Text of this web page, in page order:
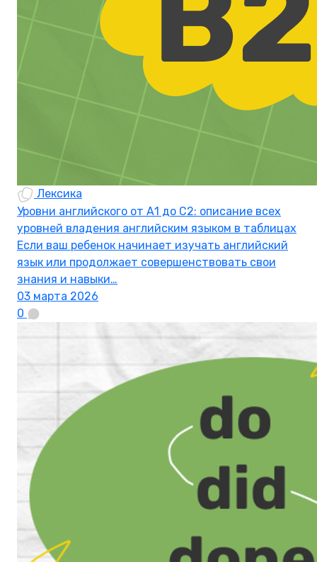
Лексика
Уровни английского от А1 до С2: описание всех
уровней владения английским языком в таблицах
Если ваш ребенок начинает изучать английский
язык или продолжает совершенствовать свои
знания и навыки…
03 марта 2026
0